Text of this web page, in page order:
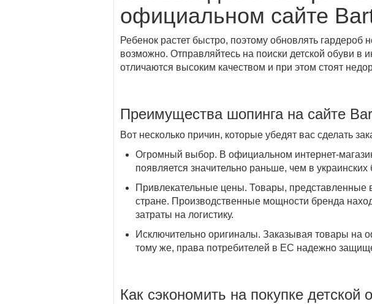
официальном сайте
Ребенок растет быстро, поэтому обновлять гардероб
возможно. Отправляйтесь на поиски детской обуви в
отличаются высоким качеством и при этом стоят
Преимущества шопинга на сайте
Вот несколько причин, которые убедят вас сделать
Огромный выбор. В официальном интернет-
появляется значительно раньше, чем в украинских
Привлекательные цены. Товары, представленные
стране. Производственные мощности бренда
затраты на логистику.
Исключительно оригиналы. Заказывая товары на
тому же, права потребителей в ЕС надежно
Как сэкономить на покупке детской